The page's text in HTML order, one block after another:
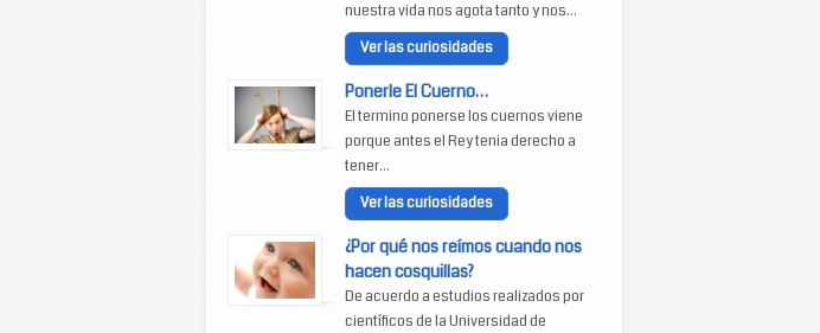
nuestra vida nos agota tanto y nos...
Ver las curiosidades
Ponerle El Cuerno…
El termino ponerse los cuernos viene
porque antes el Rey tenia derecho a
tener...
Ver las curiosidades
¿Por qué nos reímos cuando nos
hacen cosquillas?
De acuerdo a estudios realizados por
científicos de la Universidad de